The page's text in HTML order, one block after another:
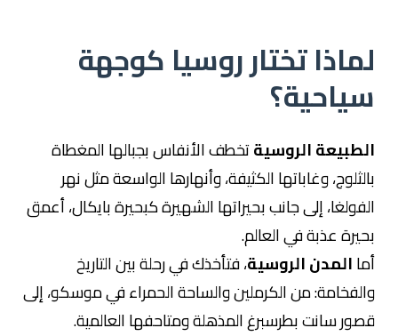
لماذا تختار روسيا كوجهة
سياحية؟
الطبيعة الروسيةتخطف الأنفاس بجبالها المغطاة
بالثلوج، وغاباتها الكثيفة، وأنهارها الواسعة مثل نهر
الفولغا، إلى جانب بحيراتها الشهيرة كبحيرة بايكال، أعمق
بحيرة عذبة في العالم.
أماالمدن الروسية، فتأخذك في رحلة بين التاريخ
والفخامة: من الكرملين والساحة الحمراء في موسكو، إلى
قصور سانت بطرسبرغ المذهلة ومتاحفها العالمية.